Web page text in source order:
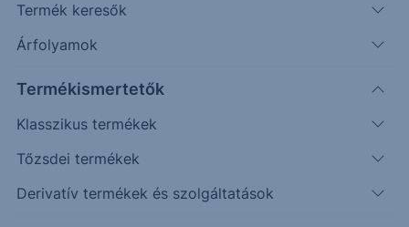
Termék keresők
Árfolyamok
Termékismertetők
Klasszikus termékek
Tőzsdei termékek
Derivatív termékek és szolgáltatások
További információk kérése